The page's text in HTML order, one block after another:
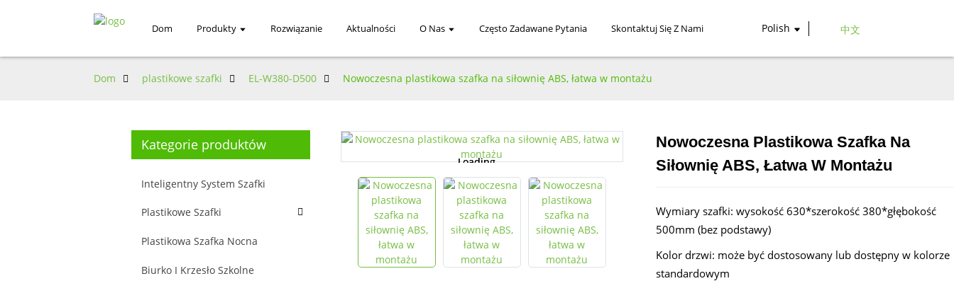
Dom Produkty Rozwiązanie Aktualności O Nas Często Zadawane Pytania Skontaktuj Się Z Nami Polish 中文
Dom plastikowe szafki EL-W380-D500 Nowoczesna plastikowa szafka na siłownię ABS, łatwa w montażu
Kategorie produktów
Inteligentny System Szafki
Plastikowe Szafki
Plastikowa Szafka Nocna
Biurko I Krzesło Szkolne
Loading...
Loading... Loading...
Loading...
Nowoczesna Plastikowa Szafka Na
Siłownię ABS, Łatwa W Montażu
Wymiary szafki: wysokość 630*szerokość 380*głębokość
500mm (bez podstawy)
Kolor drzwi: może być dostosowany lub dostępny w kolorze
standardowym